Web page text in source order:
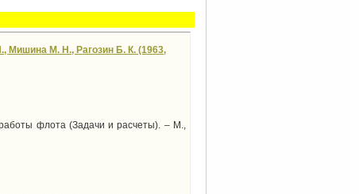
Мишина М. Н., Pагозин Б. К. (1963,
флота (Задачи и расчеты). – М.,